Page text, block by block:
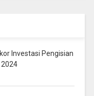
Investasi Pengisian